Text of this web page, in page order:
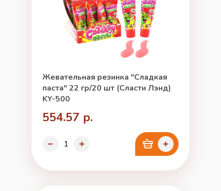
Жевательная резинка "Сладкая
паста" 22 гр/20 шт (Сласти Лэнд)
KY-500
554.57 р.